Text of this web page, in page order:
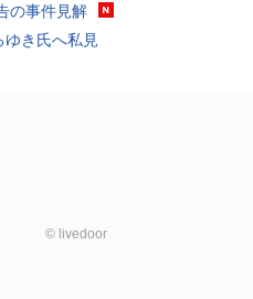
の事件見解
ゆき氏へ私見
© livedoor